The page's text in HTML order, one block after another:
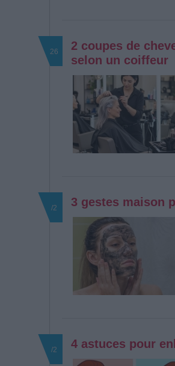
2 coupes de
selon un coiffeur
26
3 gestes maison
/2
4 astuces pour
/2